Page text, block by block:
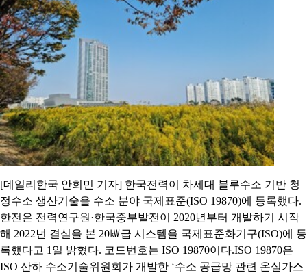
[데일리한국 안희민 기자] 한국전력이 차세대 블루수소 기반 청
정수소 생산기술을 수소 분야 국제표준(ISO 19870)에 등록했다.
한전은 전력연구원·한국중부발전이 2020년부터 개발하기 시작
해 2022년 결실을 본 20㎾급 시스템을 국제표준화기구(ISO)에 등
록했다고 1일 밝혔다. 코드번호는 ISO 19870이다.ISO 19870은
ISO 산하 수소기술위원회가 개발한 ‘수소 공급망 관련 온실가스